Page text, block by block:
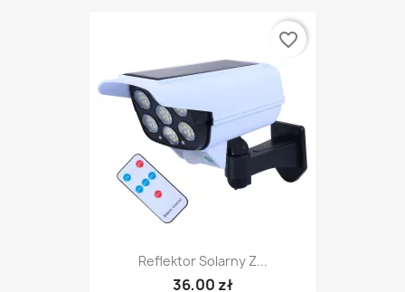
Reflektor Solarny Z...
36,00 zł
favorite_border